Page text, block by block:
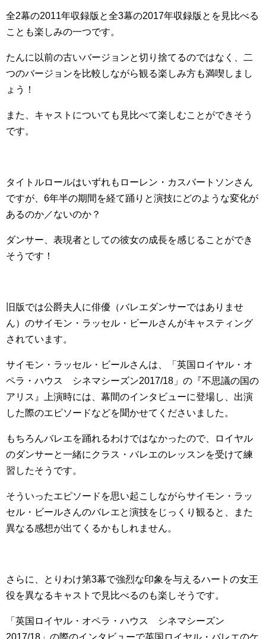
全2幕の2011年収録版と全3幕の2017年収録版とを見比べる
ことも楽しみの一つです。
たんに以前の古いバージョンと切り捨てるのではなく、二
つのバージョンを比較しながら観る楽しみ方も満喫しまし
ょう！
また、キャストについても見比べて楽しむことができそう
です。
タイトルロールはいずれもローレン・カスバートソンさん
ですが、6年半の期間を経て踊りと演技にどのような変化が
あるのか／ないのか？
ダンサー、表現者としての彼女の成長を感じることができ
そうです！
旧版では公爵夫人に俳優（バレエダンサーではありませ
ん）のサイモン・ラッセル・ビールさんがキャスティング
されています。
サイモン・ラッセル・ビールさんは、「英国ロイヤル・オ
ペラ・ハウス シネマシーズン2017/18」の『不思議の国の
アリス』上演時には、幕間のインタビューに登場し、出演
した際のエピソードなどを聞かせてくださいました。
もちろんバレエを踊れるわけではなかったので、ロイヤル
のダンサーと一緒にクラス・バレエのレッスンを受けて練
習したそうです。
そういったエピソードを思い起こしながらサイモン・ラッ
セル・ビールさんのバレエと演技をじっくり観ると、また
異なる感想が出てくるかもしれません。
さらに、とりわけ第3幕で強烈な印象を与えるハートの女王
役を異なるキャストで見比べるのも楽しそうです。
「英国ロイヤル・オペラ・ハウス シネマシーズン
2017/18」の際のインタビューで英国ロイヤル・バレエのケ